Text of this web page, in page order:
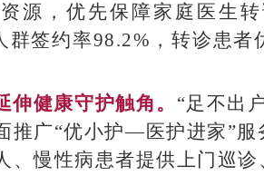
源，优先保障家庭医生
群签约率98.2%，转诊患
伸健康守护触角。 “足不出
推广“优小护—医护进家”
、慢性病患者提供上门巡